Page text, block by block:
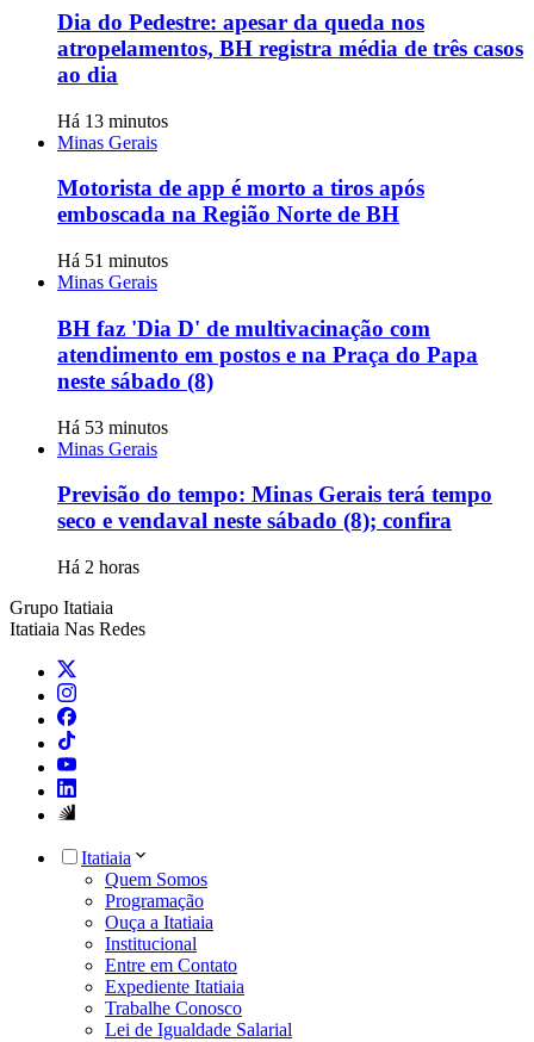
Dia do Pedestre: apesar da queda nos
atropelamentos, BH registra média de três casos
ao dia
Há 13 minutos
Minas Gerais
Motorista de app é morto a tiros após
emboscada na Região Norte de BH
Há 51 minutos
Minas Gerais
BH faz 'Dia D' de multivacinação com
atendimento em postos e na Praça do Papa
neste sábado (8)
Há 53 minutos
Minas Gerais
Previsão do tempo: Minas Gerais terá tempo
seco e vendaval neste sábado (8); confira
Há 2 horas
Grupo Itatiaia
Itatiaia Nas Redes
Itatiaia
Quem Somos
Programação
Ouça a Itatiaia
Institucional
Entre em Contato
Expediente Itatiaia
Trabalhe Conosco
Lei de Igualdade Salarial